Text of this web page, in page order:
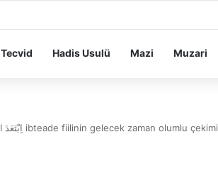
Tecvid Hadis Usulü Mazi Muzari
UZAKLAŞMAK – UZAKLAŞTI اِبْتَعَدَ ibteade fiilinin gelecek zaman olumlu çekimi